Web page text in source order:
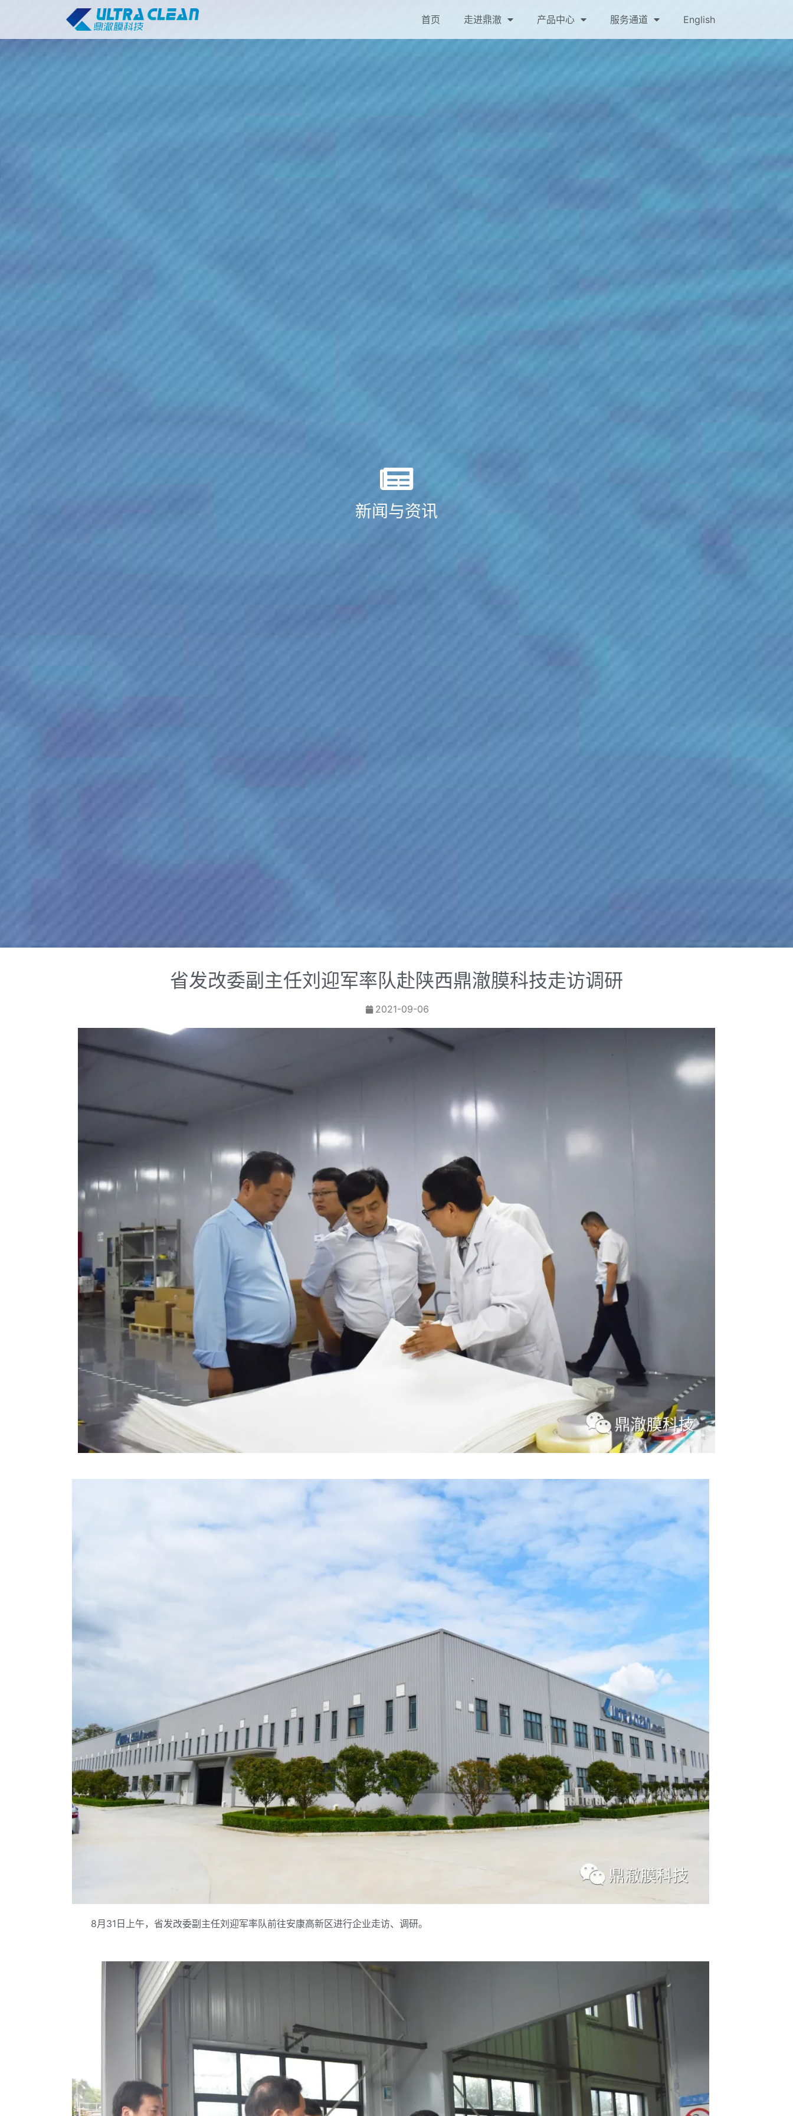
首页 走进鼎澈 产品中心 服务通道 English
新闻与资讯
省发改委副主任刘迎军率队赴陕西鼎澈膜科技走访调研
2021-09-06
8月31日上午，省发改委副主任刘迎军率队前往安康高新区进行企业走访、调研。